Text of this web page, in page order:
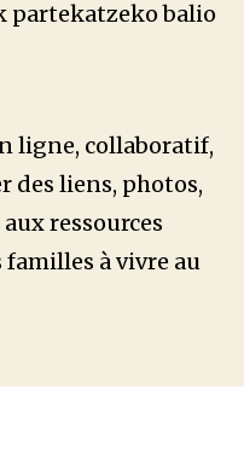
partekatzeko balio
ligne, collaboratif,
des liens, photos,
ressources
familles à vivre au